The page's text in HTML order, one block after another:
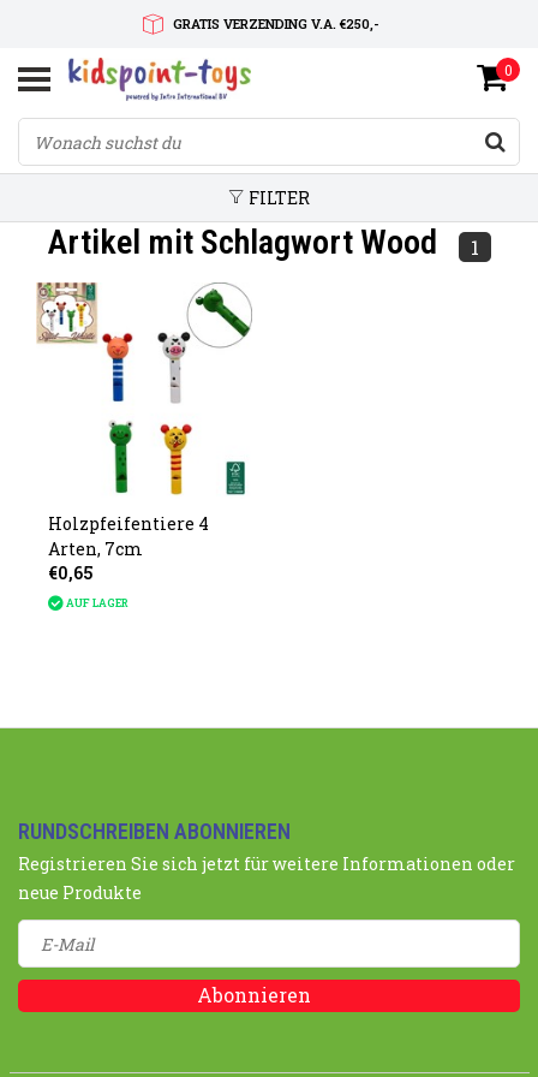
GRATIS VERZENDING V.A. €250,-
SNELLE LEVERTIJD
SERVICE OP MAAT
0
FILTER
Artikel mit Schlagwort Wood 1
Holzpfeifentiere 4
Arten, 7cm
€0,65
AUF LAGER
RUNDSCHREIBEN ABONNIEREN
Registrieren Sie sich jetzt für weitere Informationen oder
neue Produkte
Abonnieren